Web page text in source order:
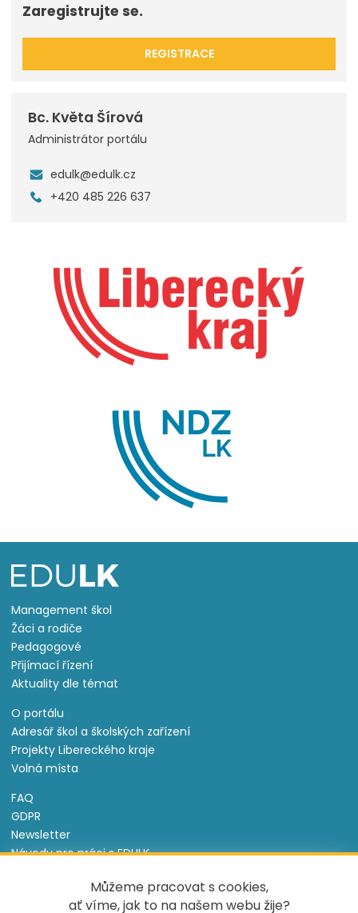
Můžeme pracovat s cookies,
ať víme, jak to na našem webu žije?
Zaregistrujte se.
REGISTRACE
Bc. Květa Šírová
Administrátor portálu
edulk@edulk.cz
+420 485 226 637
Management škol
Žáci a rodiče
Pedagogové
Přijímací řízení
Aktuality dle témat
O portálu
Adresář škol a školských zařízení
Projekty Libereckého kraje
Volná místa
FAQ
GDPR
Newsletter
Návody pro práci s EDULK
Nastavení cookies
Informace o souborech cookie